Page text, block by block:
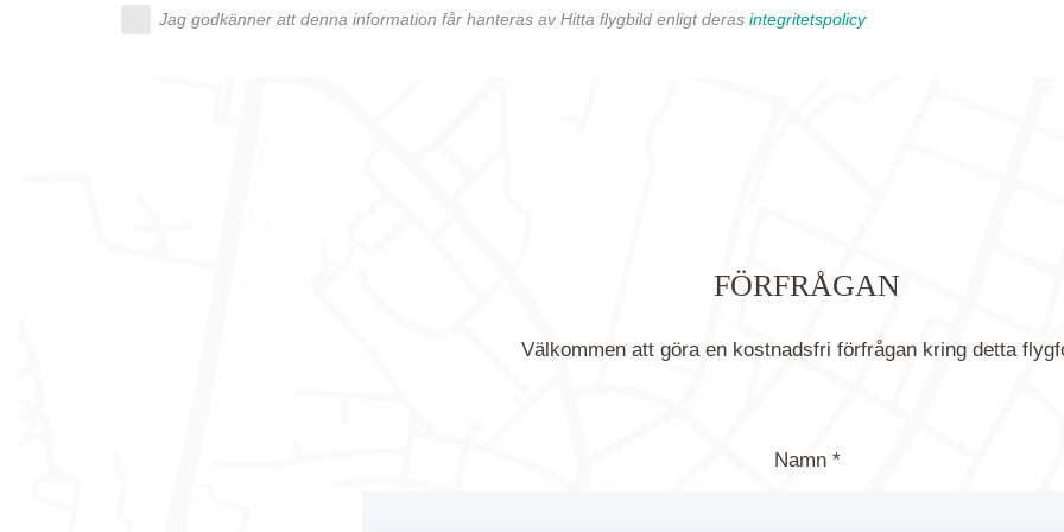
Jag godkänner att denna information får hanteras av Hitta flygbild enligt deras integritetspolicy
FÖRFRÅGAN
Välkommen att göra en kostnadsfri förfrågan kring detta
Namn *